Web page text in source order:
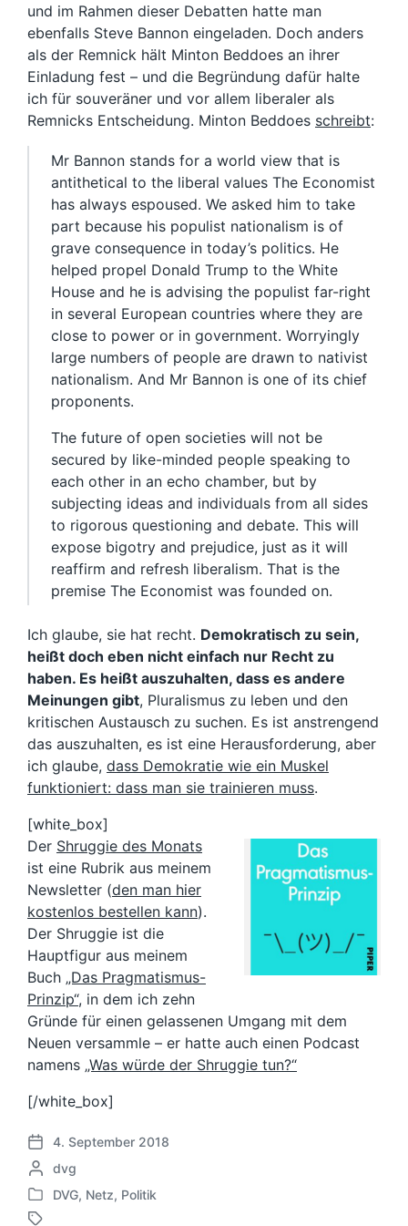
und im Rahmen dieser Debatten hatte man
ebenfalls Steve Bannon eingeladen. Doch anders
als der Remnick hält Minton Beddoes an ihrer
Einladung fest – und die Begründung dafür halte
ich für souveräner und vor allem liberaler als
Remnicks Entscheidung. Minton Beddoes schreibt:
Mr Bannon stands for a world view that is
antithetical to the liberal values The Economist
has always espoused. We asked him to take
part because his populist nationalism is of
grave consequence in today’s politics. He
helped propel Donald Trump to the White
House and he is advising the populist far-right
in several European countries where they are
close to power or in government. Worryingly
large numbers of people are drawn to nativist
nationalism. And Mr Bannon is one of its chief
proponents.
The future of open societies will not be
secured by like-minded people speaking to
each other in an echo chamber, but by
subjecting ideas and individuals from all sides
to rigorous questioning and debate. This will
expose bigotry and prejudice, just as it will
reaffirm and refresh liberalism. That is the
premise The Economist was founded on.
Ich glaube, sie hat recht. Demokratisch zu sein,
heißt doch eben nicht einfach nur Recht zu
haben. Es heißt auszuhalten, dass es andere
Meinungen gibt, Pluralismus zu leben und den
kritischen Austausch zu suchen. Es ist anstrengend
das auszuhalten, es ist eine Herausforderung, aber
ich glaube, dass Demokratie wie ein Muskel
funktioniert: dass man sie trainieren muss.
[white_box]
Der Shruggie des Monats
ist eine Rubrik aus meinem
Newsletter (den man hier
kostenlos bestellen kann).
Der Shruggie ist die
Hauptfigur aus meinem
Buch „Das Pragmatismus-
Prinzip“, in dem ich zehn
Gründe für einen gelassenen Umgang mit dem
Neuen versammle – er hatte auch einen Podcast
namens „Was würde der Shruggie tun?“
[/white_box]
V
e
r
ö
4. September 2018
G
e
dvg
V
e
DVG, Netz, Politik